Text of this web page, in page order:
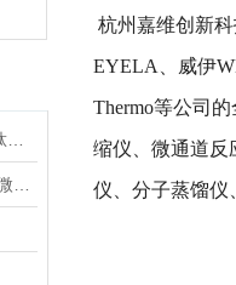
杭州嘉维创新
EYELA、威伊
Thermo等公司
缩仪、微通道反
仪、分子蒸馏仪